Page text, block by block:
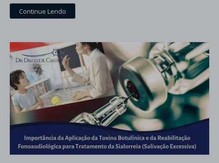
Continue Lendo